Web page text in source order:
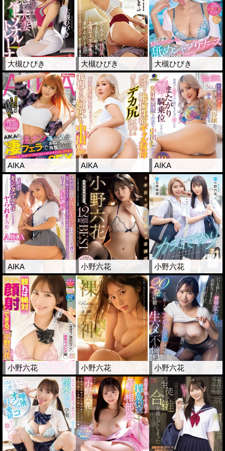
大槻ひびき 大槻ひびき 大槻ひびき
AIKA AIKA AIKA
AIKA 小野六花 小野六花
小野六花 小野六花 小野六花